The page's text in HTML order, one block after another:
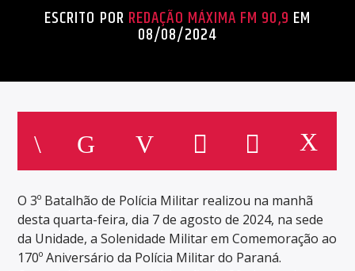
ESCRITO POR REDAÇÃO MÁXIMA FM 90,9 EM
08/08/2024
O 3º Batalhão de Polícia Militar realizou na manhã
desta quarta-feira, dia 7 de agosto de 2024, na sede
da Unidade, a Solenidade Militar em Comemoração ao
170º Aniversário da Polícia Militar do Paraná.